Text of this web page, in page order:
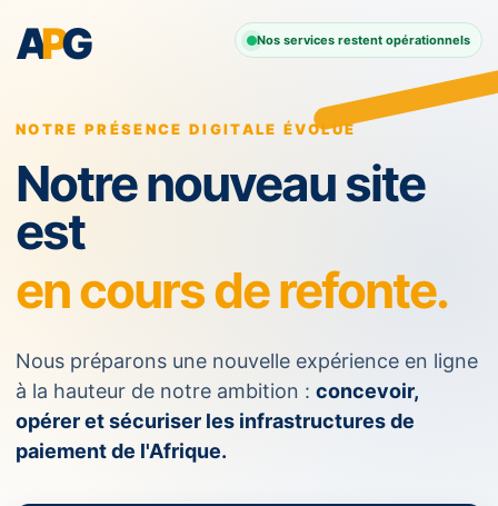
APG Nos services restent opérationnels
NOTRE PRÉSENCE DIGITALE ÉVOLUE
Notre nouveau site
est
en cours de refonte.
Nous préparons une nouvelle expérience en ligne
à la hauteur de notre ambition : concevoir,
opérer et sécuriser les infrastructures de
paiement de l'Afrique.